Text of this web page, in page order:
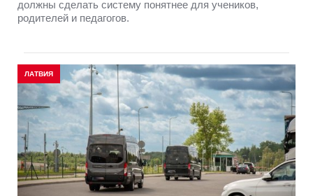
должны сделать систему понятнее для учеников,
родителей и педагогов.
ЛАТВИЯ